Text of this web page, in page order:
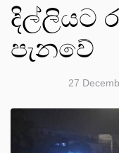
දිල්ලියට
පැනවේ
27